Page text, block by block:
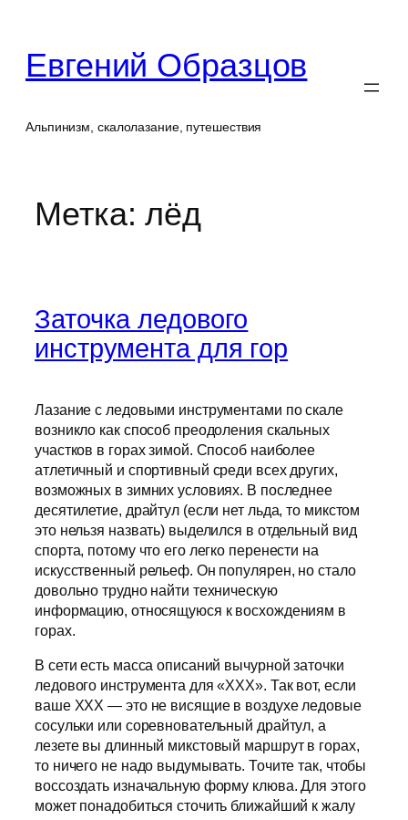
содержимому
Евгений Образцов
Альпинизм, скалолазание, путешествия
Метка:лёд
Заточка ледового
инструмента для гор
Лазание с ледовыми инструментами по скале
возникло как способ преодоления скальных
участков в горах зимой. Способ наиболее
атлетичный и спортивный среди всех других,
возможных в зимних условиях. В последнее
десятилетие, драйтул (если нет льда, то микстом
это нельзя назвать) выделился в отдельный вид
спорта, потому что его легко перенести на
искусственный рельеф. Он популярен, но стало
довольно трудно найти техническую
информацию, относящуюся к восхождениям в
горах.
В сети есть масса описаний вычурной заточки
ледового инструмента для «ХХХ». Так вот, если
ваше ХХХ — это не висящие в воздухе ледовые
сосульки или соревновательный драйтул, а
лезете вы длинный микстовый маршрут в горах,
то ничего не надо выдумывать. Точите так, чтобы
воссоздать изначальную форму клюва. Для этого
может понадобиться сточить ближайший к жалу